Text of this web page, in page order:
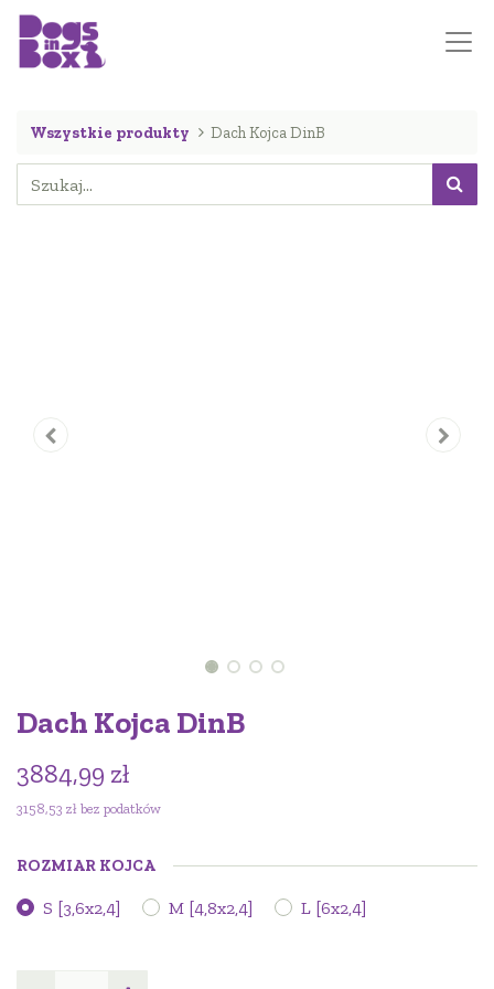
Wszystkie produkty Dach Kojca DinB
Dach Kojca DinB
3884,99 zł
3158,53 zł bez podatków
ROZMIAR KOJCA
S [3,6x2,4] M [4,8x2,4] L [6x2,4]